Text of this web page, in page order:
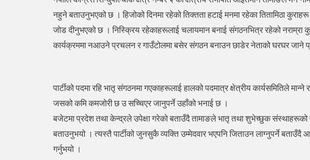
भोलिको
बारेमा
सोचौं
:
नहुने बताउनुभएको छ । हिजोको दिनमा रहेको तिक्तता हटाई मनमा रहेका तितामिठा कुराहरू
जोड दीनुभएको छ । निस्क्रिय रहेकाहरूलाई चलायमान बनाई संगठनभित्र रहेको नराम्रा
कार्यक्रममा नआउने प्रचलन र गाउँटोलमा बसेर संगठन बनाउन छाडेर नेताको घरघर जाने
पार्टीको पदमा रहि भातृ संगठनमा गएकाहरूलाई हालको पदमात्र क्षेत्रीय कार्यसमितिले
जसको कमि कमजोरी छ उ सच्चिएर जानुपर्ने उहाँको भनाई छ ।
बजेटमा प्रदेश तथा केन्द्रले उपेक्षा गरेको बताउँदै तामाङले भातृ तथा शुभेच्छुक संस्थाहरूको
बताउनुभयो । त्यस्तै पार्टीको जुनसुकै व्यक्ति उम्मेदवार भएपनि जिताउन लाग्नुपर्ने
गर्नुभयो ।